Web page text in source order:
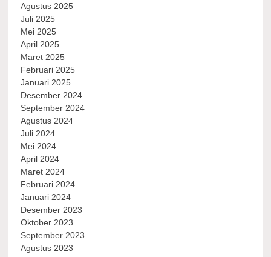
Agustus 2025
Juli 2025
Mei 2025
April 2025
Maret 2025
Februari 2025
Januari 2025
Desember 2024
September 2024
Agustus 2024
Juli 2024
Mei 2024
April 2024
Maret 2024
Februari 2024
Januari 2024
Desember 2023
Oktober 2023
September 2023
Agustus 2023